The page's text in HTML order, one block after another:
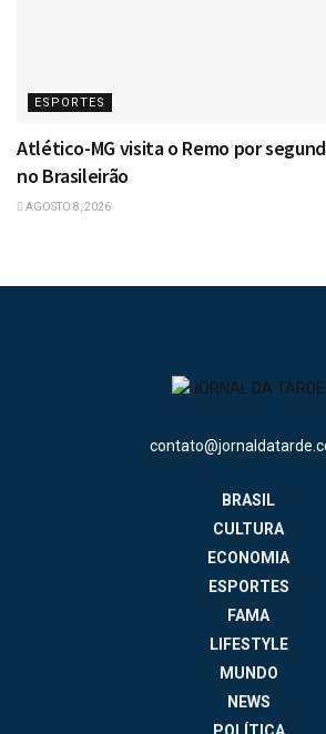
ESPORTES
Atlético-MG visita o Remo por
no Brasileirão
AGOSTO 8, 2026
BRASIL
CULTURA
ECONOMIA
ESPORTES
FAMA
LIFESTYLE
MUNDO
NEWS